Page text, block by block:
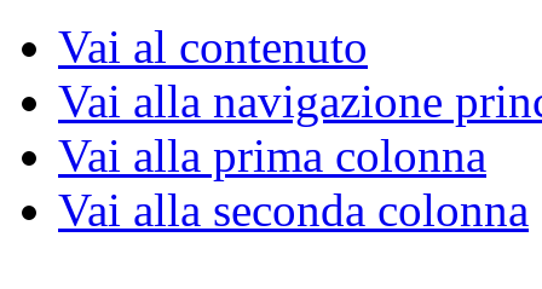
Vai al contenuto
Vai alla navigazione
Vai alla prima colonna
Vai alla seconda colonna